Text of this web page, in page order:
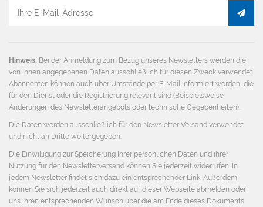
Hinweis: Bei der Anmeldung zum Bezug unseres Newsletters werden die
von Ihnen angegebenen Daten ausschließlich für diesen Zweck verwendet.
Abonnenten können auch über Umstände per E-Mail informiert werden, die
für den Dienst oder die Registrierung relevant sind (Beispielsweise
Änderungen des Newsletterangebots oder technische Gegebenheiten).
Die Daten werden ausschließlich für den Newsletter-Versand verwendet
und nicht an Dritte weitergegeben.
Die Einwilligung zur Speicherung Ihrer persönlichen Daten und ihrer
Nutzung für den Newsletterversand können Sie jederzeit widerrufen. In
jedem Newsletter findet sich dazu ein entsprechender Link. Außerdem
können Sie sich jederzeit auch direkt auf dieser Webseite abmelden oder
uns Ihren entsprechenden Wunsch über die am Ende dieses Dokuments